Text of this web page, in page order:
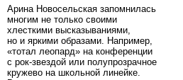
Арина Новосельская запомнилась
многим не только своими
хлесткими высказываниями,
но и яркими образами. Например,
«тотал леопард» на конференции
с рок-звездой или полупрозрачное
кружево на школьной линейке.